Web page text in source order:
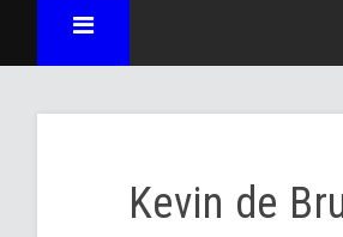
Kevin de